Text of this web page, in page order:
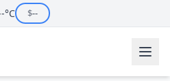
°C $--